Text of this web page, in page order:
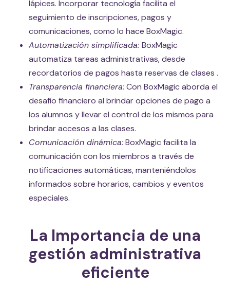
lápices. Incorporar tecnología facilita el
seguimiento de inscripciones, pagos y
comunicaciones, como lo hace BoxMagic.
Automatización simplificada: BoxMagic
automatiza tareas administrativas, desde
recordatorios de pagos hasta reservas de clases .
Transparencia financiera:Con BoxMagic aborda el
desafío financiero al brindar opciones de pago a
los alumnos y llevar el control de los mismos para
brindar accesos a las clases.
Comunicación dinámica:BoxMagic facilita la
comunicación con los miembros a través de
notificaciones automáticas, manteniéndolos
informados sobre horarios, cambios y eventos
especiales.
La Importancia de una
gestión administrativa
eficiente